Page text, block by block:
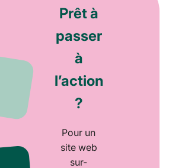
Prêt à
passer
à
l’action
?
Pour un
site web
sur-